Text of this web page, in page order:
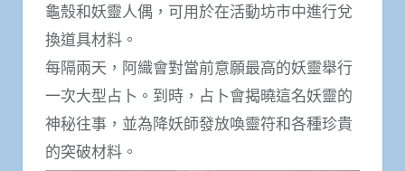
龜殼和妖靈人偶，可用於在活動坊市中進行兌
換道具材料。
每隔兩天，阿織會對當前意願最高的妖靈舉行
一次大型占卜。到時，占卜會揭曉這名妖靈的
神秘往事，並為降妖師發放喚靈符和各種珍貴
的突破材料。